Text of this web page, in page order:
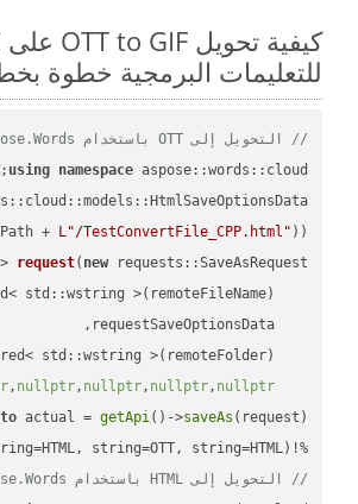
للتعليمات البرمجية خطوة
// التحويل إلى OTT باستخدام Aspose.Words
using namespace aspose::words::cloud;
+ L"/TestConvertFile_CPP.html" ));
request( new
, nullptr, nullptr, nullptr, nullptr
actual = getApi()->saveAs
%!(EXTRA string=HTML, string=OTT, string=HTML)
// التحويل إلى HTML باستخدام Aspose.Words